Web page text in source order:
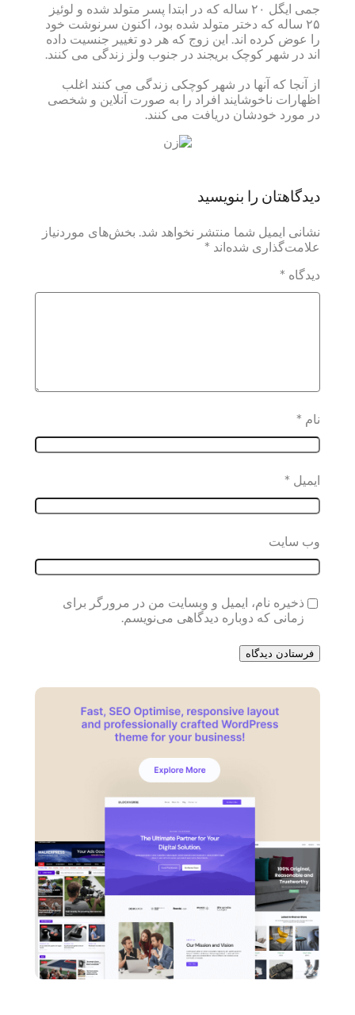
جمی ایگل ۲۰ ساله که در ابتدا پسر متولد شده و لوئیز
۲۵ ساله که دختر متولد شده بود، اکنون سرنوشت خود
را عوض کرده اند. این زوج که هر دو تغییر جنسیت داده
اند در شهر کوچک بریجند در جنوب ولز زندگی می کنند.
از آنجا که آنها در شهر کوچکی زندگی می کنند اغلب
اظهارات ناخوشایند افراد را به صورت آنلاین و شخصی
در مورد خودشان دریافت می کنند.
دیدگاهتان را بنویسید
نشانی ایمیل شما منتشر نخواهد شد. بخش‌های موردنیاز
علامت‌گذاری شده‌اند *
دیدگاه *
نام *
ایمیل *
وب‌ سایت
ذخیره نام، ایمیل و وبسایت من در مرورگر برای
زمانی که دوباره دیدگاهی می‌نویسم.